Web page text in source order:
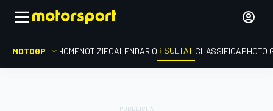
MOTOGP HOMENOTIZIECALENDARIORISULTATICLASSIFICAPHOTO